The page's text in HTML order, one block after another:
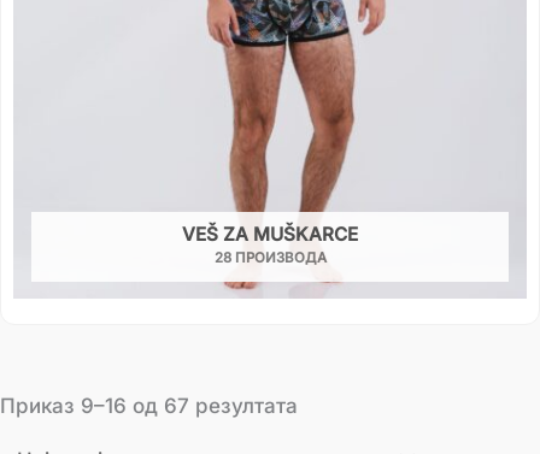
VEŠ ZA MUŠKARCE
28 ПРОИЗВОДА
Приказ 9–16 од 67 резултата